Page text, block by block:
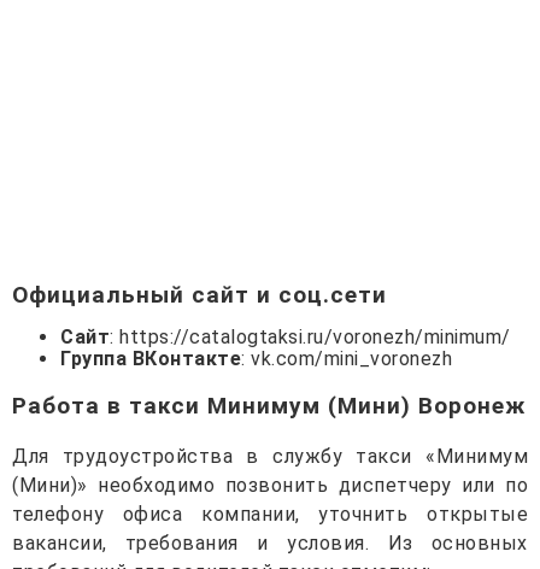
Официальный сайт и соц.сети
Сайт: https://catalogtaksi.ru/voronezh/minimum/
Группа ВКонтакте: vk.com/mini_voronezh
Работа в такси Минимум (Мини) Воронеж
Для трудоустройства в службу такси «Минимум
(Мини)» необходимо позвонить диспетчеру или по
телефону офиса компании, уточнить открытые
вакансии, требования и условия. Из основных